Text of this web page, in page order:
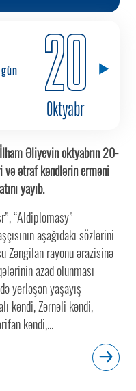
20
Oktyabr
Əliyevin oktyabrın 20-
və ətraf kəndlərin erməni
yayıb.
“Aldiplomasy”
aşağıdakı sözlərini
Zəngilan rayonu ərazisinə
azad olunması
yerləşən yaşayış
kəndi, Zərnəli kəndi,
kəndi,...